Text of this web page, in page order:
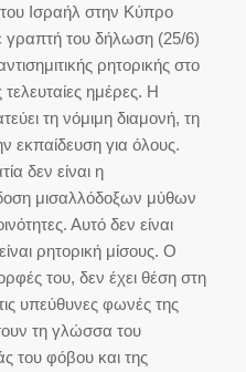
Ισραήλ στην Κύπρο
γραπτή του δήλωση (25/6)
ρητορικής στο
ημέρες. Η
τη νόμιμη διαμονή, τη
εκπαίδευση για όλους.
δεν είναι η
μισαλλόδοξων μύθων
Αυτό δεν είναι
ρητορική μίσους. Ο
του, δεν έχει θέση στη
υπεύθυνες φωνές της
τη γλώσσα του
του φόβου και της